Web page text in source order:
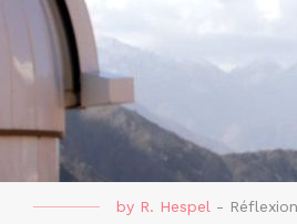
by R. Hespel -